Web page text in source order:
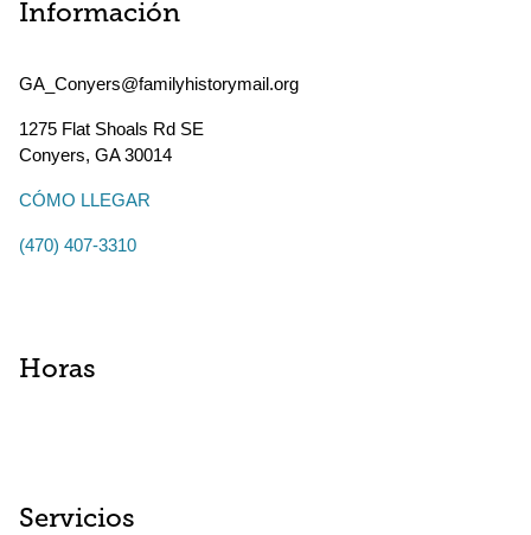
Información
GA_Conyers@familyhistorymail.org
1275 Flat Shoals Rd SE
Conyers, GA30014
CÓMO LLEGAR
(470) 407-3310
Horas
Servicios